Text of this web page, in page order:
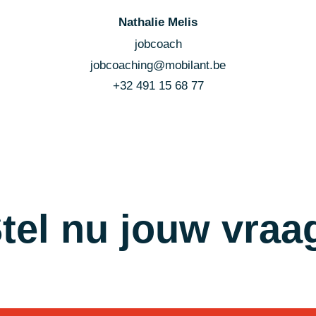
Nathalie Melis
jobcoach
jobcoaching@mobilant.be
+32 491 15 68 77
nu jouw